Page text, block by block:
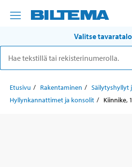
Valitse tavaratalo
Etusivu Rakentaminen
Säilytyshyllyt
Hyllynkannattimet ja konsolit
Kiinnike,